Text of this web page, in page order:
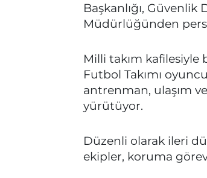
Başkanlığı, Güvenlik
Müdürlüğünden
Milli takım
Futbol Takımı
antrenman, ulaşım
yürütüyor.
Düzenli olarak ileri
ekipler, koruma